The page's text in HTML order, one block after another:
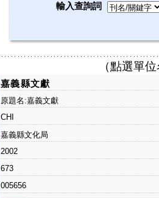
輸入查詢詞
（點選單
嘉義縣文獻
原題名:嘉義文獻
CHI
嘉義縣文化局
2002
673
005656